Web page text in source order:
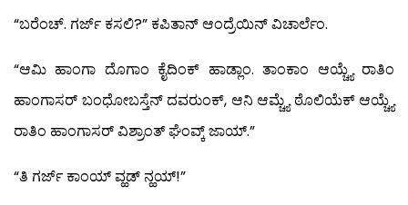
“ಬರೆಂಚ್. ಗರ್ಜ್ ಕಸಲಿ?” ಕಪಿತಾನ್ ಆಂದ್ರೆಯಿನ್ ವಿಚಾರ್ಲೆಂ.
“ಆಮಿ ಹಾಂಗಾ ದೊಗಾಂ ಕೈದಿಂಕ್ ಹಾಡ್ಲಾಂ. ತಾಂಕಾಂ ಆಯ್ಚ್ಯೆ ರಾತಿಂ
ಹಾಂಗಾಸರ್ ಬಂಧೋಬಸ್ತೆನ್ ದವರುಂಕ್, ಆನಿ ಆಮ್ಚ್ಯೆ ಠೊಲಿಯೆಕ್ ಆಯ್ಚ್ಯೆ
ರಾತಿಂ ಹಾಂಗಾಸರ್ ವಿಶ್ರಾಂತ್ ಘೆಂವ್ಕ್ ಜಾಯ್.”
“ತಿ ಗರ್ಜ್ ಕಾಂಯ್ ವ್ಹಡ್ ನ್ಹಯ್!”